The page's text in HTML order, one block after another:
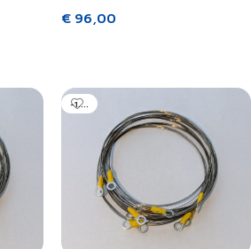
€ 96,00
-1....